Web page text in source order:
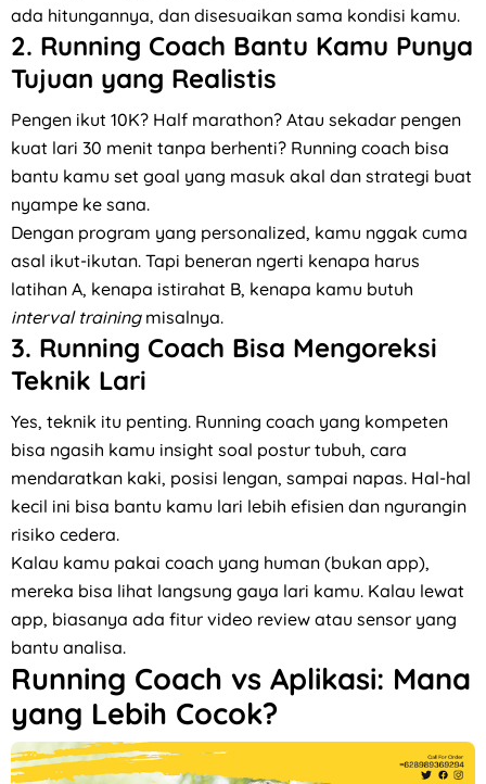
ada hitungannya, dan disesuaikan sama kondisi kamu.
2. Running Coach Bantu Kamu Punya
Tujuan yang Realistis
Pengen ikut 10K? Half marathon? Atau sekadar pengen
kuat lari 30 menit tanpa berhenti? Running coach bisa
bantu kamu set goal yang masuk akal dan strategi buat
nyampe ke sana.
Dengan program yang personalized, kamu nggak cuma
asal ikut-ikutan. Tapi beneran ngerti kenapa harus
latihan A, kenapa istirahat B, kenapa kamu butuh
interval trainingmisalnya.
3. Running Coach Bisa Mengoreksi
Teknik Lari
Yes, teknik itu penting. Running coach yang kompeten
bisa ngasih kamu insight soal postur tubuh, cara
mendaratkan kaki, posisi lengan, sampai napas. Hal-hal
kecil ini bisa bantu kamu lari lebih efisien dan ngurangin
risiko cedera.
Kalau kamu pakai coach yang human (bukan app),
mereka bisa lihat langsung gaya lari kamu. Kalau lewat
app, biasanya ada fitur video review atau sensor yang
bantu analisa.
Running Coach vs Aplikasi: Mana
yang Lebih Cocok?